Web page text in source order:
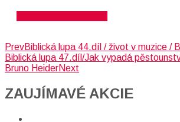
PrevBiblická lupa 44.díl / život v muzice /
Biblická lupa 47.díl/Jak vypadá
Bruno HeiderNext
ZAUJÍMAVÉ AKCIE​